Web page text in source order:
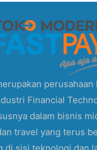
perusahaan
Financial
dalam bisnis
travel yang terus